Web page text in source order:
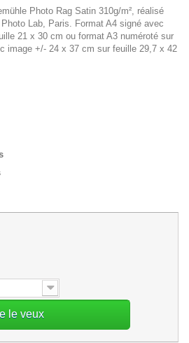
Photo Rag Satin 310g/m², réalisé
Lab, Paris. Format A4 signé avec
21 x 30 cm ou format A3 numéroté sur
image +/- 24 x 37 cm sur feuille 29,7 x 42
le veux